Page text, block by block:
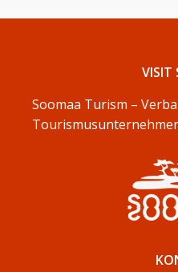
VISIT
Soomaa Turism –